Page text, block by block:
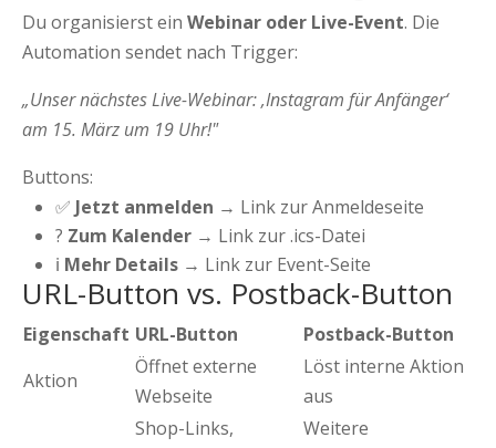
Du organisierst ein Webinar oder Live-Event. Die
Automation sendet nach Trigger:
„Unser nächstes Live-Webinar: ‚Instagram für Anfänger‘
am 15. März um 19 Uhr!"
Buttons:
✅ Jetzt anmelden → Link zur Anmeldeseite
? Zum Kalender → Link zur .ics-Datei
ℹ️ Mehr Details → Link zur Event-Seite
URL-Button vs. Postback-Button
Eigenschaft URL-Button
Postback-Button
Aktion
Öffnet externe
Webseite
Löst interne Aktion
aus
Shop-Links,
Weitere